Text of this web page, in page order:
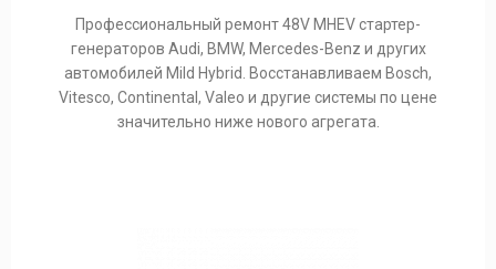
Профессиональный ремонт 48V MHEV стартер-
генераторов Audi, BMW, Mercedes-Benz и других
автомобилей Mild Hybrid. Восстанавливаем Bosch,
Vitesco, Continental, Valeo и другие системы по цене
значительно ниже нового агрегата.